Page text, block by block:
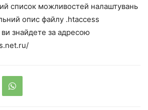
список можливостей налаштувань
опис файлу .htaccess
знайдете за адресою